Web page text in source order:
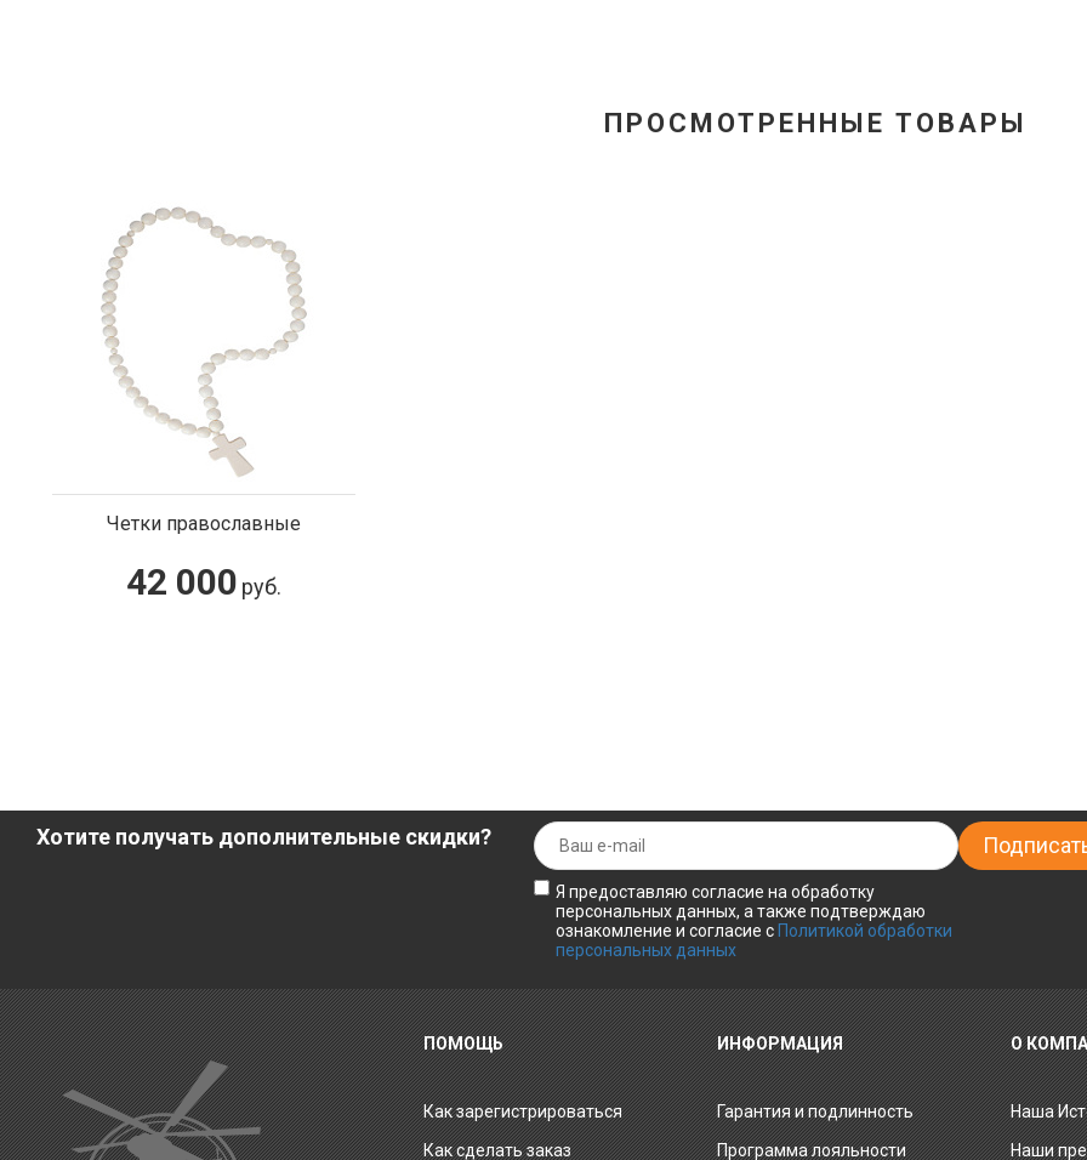
ПРОСМОТРЕННЫЕ ТОВАРЫ
Четки православные
42 000 руб.
Хотите получать дополнительные скидки?
Я предоставляю согласие на обработку
персональных данных, а также подтверждаю
ознакомление и согласие с Политикой обработки
персональных данных
ПОМОЩЬ
Как зарегистрироваться
Как сделать заказ
ИНФОРМАЦИЯ
Гарантия и подлинность
Программа лояльности
О
Наша
Наши